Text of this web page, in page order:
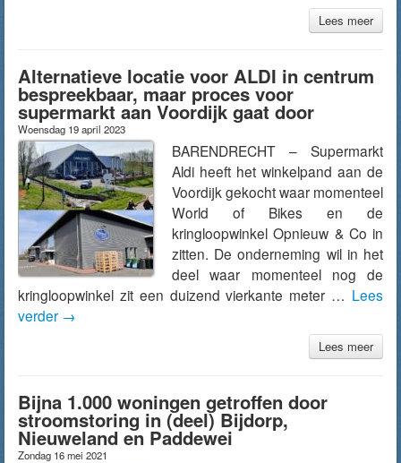
Lees meer
Alternatieve locatie voor ALDI in centrum
bespreekbaar, maar proces voor
supermarkt aan Voordijk gaat door
Woensdag 19 april 2023
BARENDRECHT – Supermarkt
Aldi heeft het winkelpand aan de
Voordijk gekocht waar momenteel
World of Bikes en de
kringloopwinkel Opnieuw & Co in
zitten. De onderneming wil in het
deel waar momenteel nog de
kringloopwinkel zit een duizend vierkante meter … Lees
verder →
Lees meer
Bijna 1.000 woningen getroffen door
stroomstoring in (deel) Bijdorp,
Nieuweland en Paddewei
Zondag 16 mei 2021